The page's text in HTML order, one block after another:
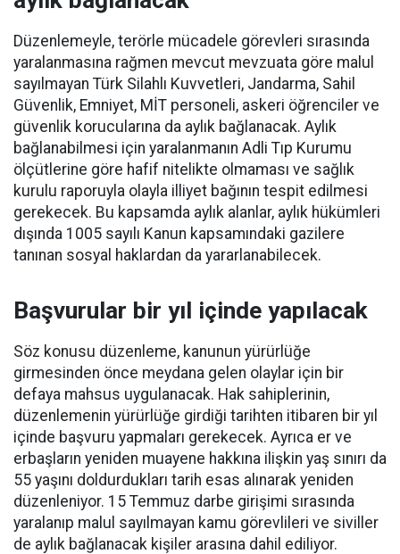
Düzenlemeyle, terörle mücadele görevleri sırasında
yaralanmasına rağmen mevcut mevzuata göre malul
sayılmayan Türk Silahlı Kuvvetleri, Jandarma, Sahil
Güvenlik, Emniyet, MİT personeli, askeri öğrenciler ve
güvenlik korucularına da aylık bağlanacak. Aylık
bağlanabilmesi için yaralanmanın Adli Tıp Kurumu
ölçütlerine göre hafif nitelikte olmaması ve sağlık
kurulu raporuyla olayla illiyet bağının tespit edilmesi
gerekecek. Bu kapsamda aylık alanlar, aylık hükümleri
dışında 1005 sayılı Kanun kapsamındaki gazilere
tanınan sosyal haklardan da yararlanabilecek.
Başvurular bir yıl içinde yapılacak
Söz konusu düzenleme, kanunun yürürlüğe
girmesinden önce meydana gelen olaylar için bir
defaya mahsus uygulanacak. Hak sahiplerinin,
düzenlemenin yürürlüğe girdiği tarihten itibaren bir yıl
içinde başvuru yapmaları gerekecek. Ayrıca er ve
erbaşların yeniden muayene hakkına ilişkin yaş sınırı da
55 yaşını doldurdukları tarih esas alınarak yeniden
düzenleniyor. 15 Temmuz darbe girişimi sırasında
yaralanıp malul sayılmayan kamu görevlileri ve siviller
de aylık bağlanacak kişiler arasına dahil ediliyor.